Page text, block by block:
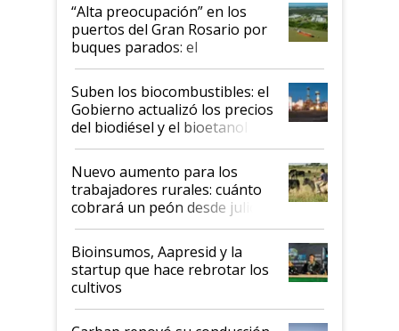
“Alta preocupación” en los
puertos del Gran Rosario por
buques parados: el
funcionamiento de las
exportadoras en tensión tras
la medida de fuerza de los
prácticos
Suben los biocombustibles: el
Gobierno actualizó los precios
del biodiésel y el bioetanol
Nuevo aumento para los
trabajadores rurales: cuánto
cobrará un peón desde julio
Bioinsumos, Aapresid y la
startup que hace rebrotar los
cultivos